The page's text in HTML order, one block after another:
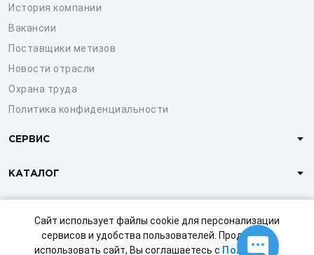
Сайт использует файлы cookie для персонализации
сервисов и удобства пользователей. Продолжая
использовать сайт, Вы соглашаетесь с Политикой
История компании
Вакансии
Поставщики метизов
Новости отрасли
Охрана труда
Политика конфиденциальности
СЕРВИС
КАТАЛОГ